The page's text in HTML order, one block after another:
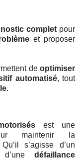
completpour
et proposer
deoptimiser
automatisé, tout
.
est une
maintenir la
s’agisse d’un
défaillance